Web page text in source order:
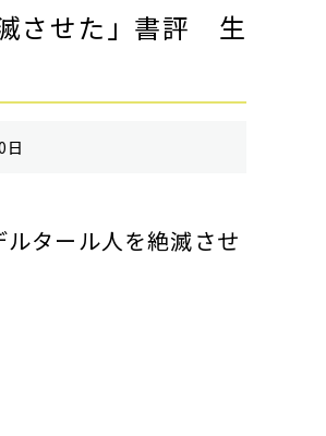
させた」書評 生
日
タール人を絶滅させ